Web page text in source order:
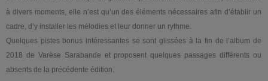
à divers moments, elle n’est qu’un des éléments nécessaires afin d’établir un
cadre, d’y installer les mélodies et leur donner un rythme.
Quelques pistes bonus intéressantes se sont glissées à la fin de l’album de
2018 de Varèse Sarabande et proposent quelques passages différents ou
absents de la précédente édition.